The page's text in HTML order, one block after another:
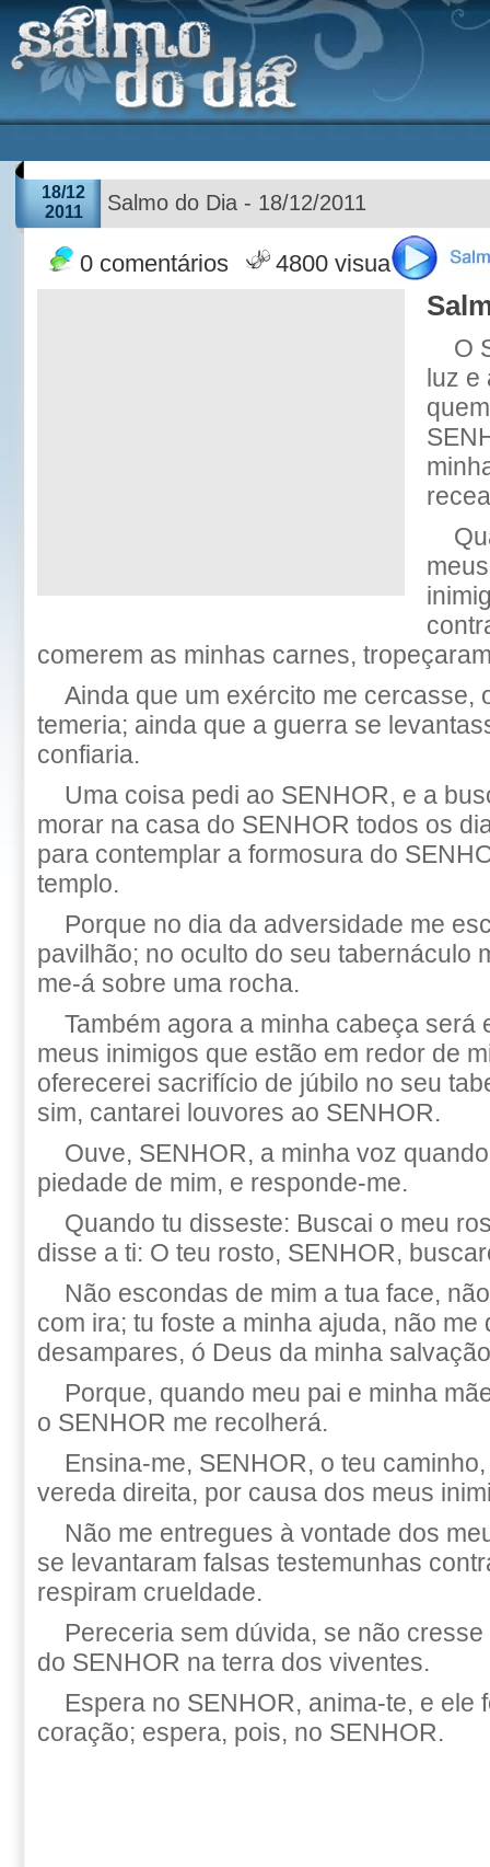
18/12
2011
Salmo do Dia - 18/12/2011
0 comentários 4800 visualizações
O
luz e
comerem as minhas carnes,
Ainda que um exército me cercasse,
temeria; ainda que a guerra se
confiaria.
Uma coisa pedi ao SENHOR, e a
morar na casa do SENHOR todos os
para contemplar a formosura do
templo.
Porque no dia da adversidade me
pavilhão; no oculto do seu tabernáculo
me-á sobre uma rocha.
Também agora a minha cabeça será
meus inimigos que estão em redor de
oferecerei sacrifício de júbilo no seu
sim, cantarei louvores ao SENHOR.
Ouve, SENHOR, a minha voz
piedade de mim, e responde-me.
Quando tu disseste: Buscai o meu
disse a ti: O teu rosto, SENHOR,
Não escondas de mim a tua face,
com ira; tu foste a minha ajuda, não me
desampares, ó Deus da minha
Porque, quando meu pai e minha
o SENHOR me recolherá.
Ensina-me, SENHOR, o teu
vereda direita, por causa dos meus
Não me entregues à vontade dos
se levantaram falsas testemunhas
respiram crueldade.
Pereceria sem dúvida, se não
do SENHOR na terra dos viventes.
Espera no SENHOR, anima-te, e ele
coração; espera, pois, no SENHOR.